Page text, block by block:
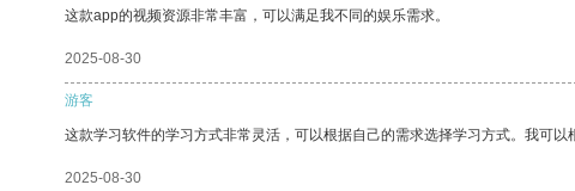
这款app的视频资源非常丰富，可以满足我不同的娱乐需求。
2025-08-30
游客
这款学习软件的学习方式非常灵活，可以根据自己的需求选择学习方式。我可以
2025-08-30